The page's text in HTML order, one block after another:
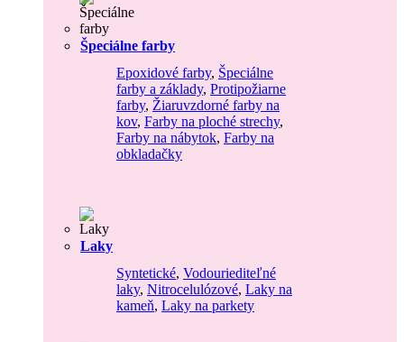
Špeciálne farby
Epoxidové farby, Špeciálne
farby a základy, Protipožiarne
farby, Žiaruvzdorné farby na
kov, Farby na ploché strechy,
Farby na nábytok, Farby na
obkladačky
Laky
Syntetické, Vodouriediteľné
laky, Nitrocelulózové, Laky na
kameň, Laky na parkety